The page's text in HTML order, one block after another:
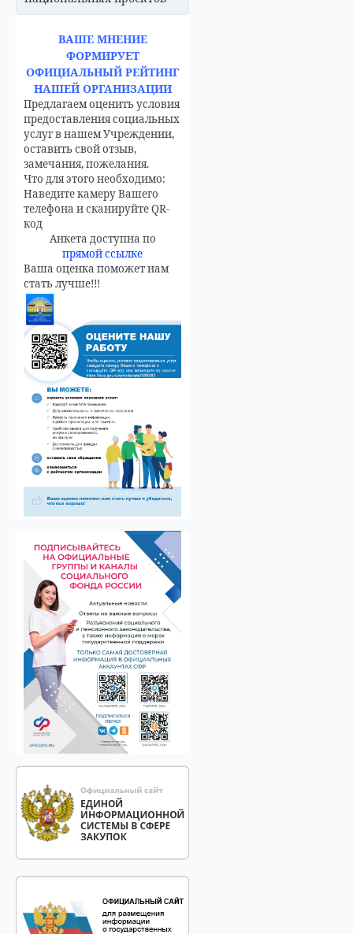
ВАШЕ МНЕНИЕ
ФОРМИРУЕТ
ОФИЦИАЛЬНЫЙ РЕЙТИНГ
НАШЕЙ ОРГАНИЗАЦИИ
Предлагаем оценить условия
предоставления социальных
услуг в нашем Учреждении,
оставить свой отзыв,
замечания, пожелания.
Что для этого необходимо:
Наведите камеру Вашего
телефона и сканируйте QR-
код
Анкета доступна по
прямой ссылке
Ваша оценка поможет нам
стать лучше!!!